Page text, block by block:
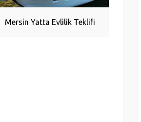
Mersin Yatta Evlilik Teklifi